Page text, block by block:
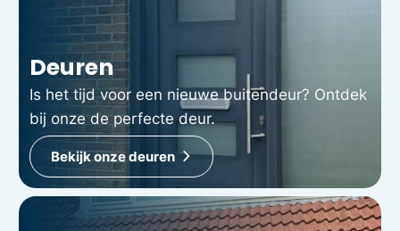
Deuren
Is het tijd voor een nieuwe buitendeur? Ontdek
bij onze de perfecte deur.
Bekijk onze deuren